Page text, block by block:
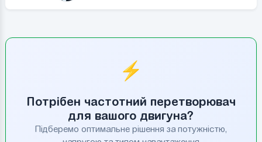
⚡
Потрібен частотний перетворювач
для вашого двигуна?
Підберемо оптимальне рішення за потужністю,